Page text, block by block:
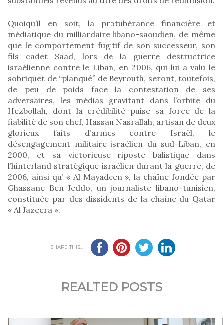
Quoiqu’il en soit, la protubérance financière et
médiatique du milliardaire libano-saoudien, de même
que le comportement fugitif de son successeur, son
fils cadet Saad, lors de la guerre destructrice
israélienne contre le Liban, en 2006, qui lui a valu le
sobriquet de “planqué” de Beyrouth, seront, toutefois,
de peu de poids face la contestation de ses
adversaires, les médias gravitant dans l’orbite du
Hezbollah, dont la crédibilité puise sa force de la
fiabilité de son chef, Hassan Nasrallah, artisan de deux
glorieux faits d’armes contre Israël, le
désengagement militaire israélien du sud-Liban, en
2000, et sa victorieuse riposte balistique dans
l’hinterland stratégique israélien durant la guerre, de
2006, ainsi qu’ « Al Mayadeen », la chaîne fondée par
Ghassane Ben Jeddo, un journaliste libano-tunisien,
constituée par des dissidents de la chaîne du Qatar
« Al Jazeera ».
SHARE THIS...
REALTED POSTS